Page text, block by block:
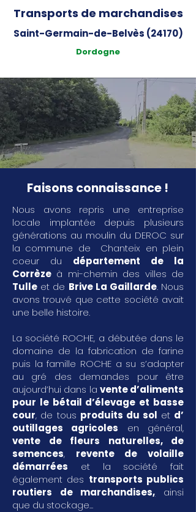
Transports de marchandises
Saint-Germain-de-Belvès (24170)
Dordogne
Faisons connaissance !
Nous avons repris une entreprise
locale implantée depuis plusieurs
générations au moulin du DEROC sur
la commune de Chanteix en plein
coeur du département de la
Corrèze à mi-chemin des villes de
Tulle et de Brive La Gaillarde. Nous
avons trouvé que cette société avait
une belle histoire.
La société ROCHE, a débutée dans le
domaine de la fabrication de farine
puis la famille ROCHE a su s’adapter
au gré des demandes pour être
aujourd’hui dans la vente d’aliments
pour le bétail d’élevage et basse
cour, de tous produits du sol et d’
outillages agricoles en général,
vente de fleurs naturelles, de
semences, revente de volaille
démarrées et la société fait
également des transports publics
routiers de marchandises, ainsi
que du stockage...